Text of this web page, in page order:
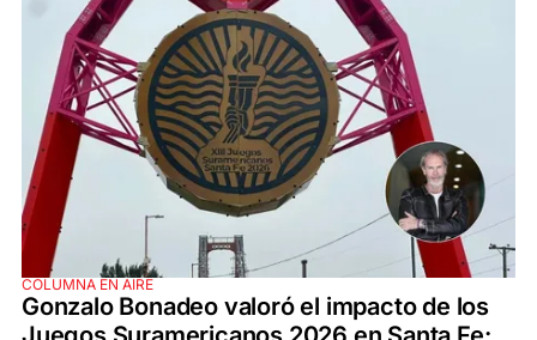
COLUMNA EN AIRE
Gonzalo Bonadeo valoró el impacto de los